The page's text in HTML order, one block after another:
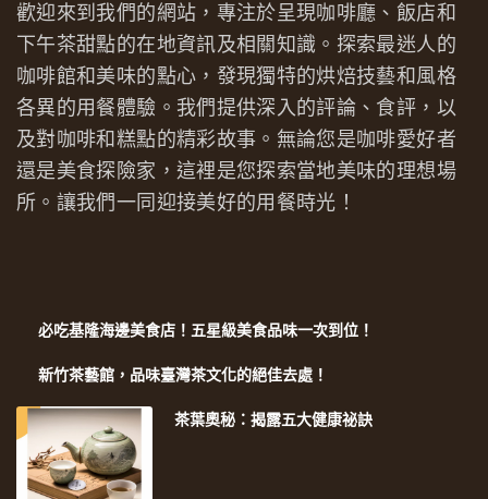
歡迎來到我們的網站，專注於呈現咖啡廳、飯店和
下午茶甜點的在地資訊及相關知識。探索最迷人的
咖啡館和美味的點心，發現獨特的烘焙技藝和風格
各異的用餐體驗。我們提供深入的評論、食評，以
及對咖啡和糕點的精彩故事。無論您是咖啡愛好者
還是美食探險家，這裡是您探索當地美味的理想場
所。讓我們一同迎接美好的用餐時光！
必吃基隆海邊美食店！五星級美食品味一次到位！
新竹茶藝館，品味臺灣茶文化的絕佳去處！
茶葉奧秘：揭露五大健康祕訣